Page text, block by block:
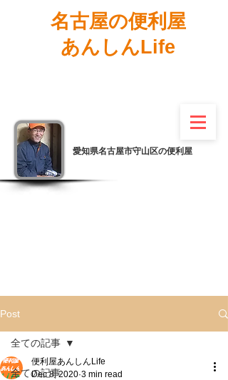
名古屋の便利屋
あんしんLife
愛知県名古屋市守山区の便利屋
Post
全ての記事
全ての記事
便利屋あんしんLife
Dec 8, 2020 3 min read